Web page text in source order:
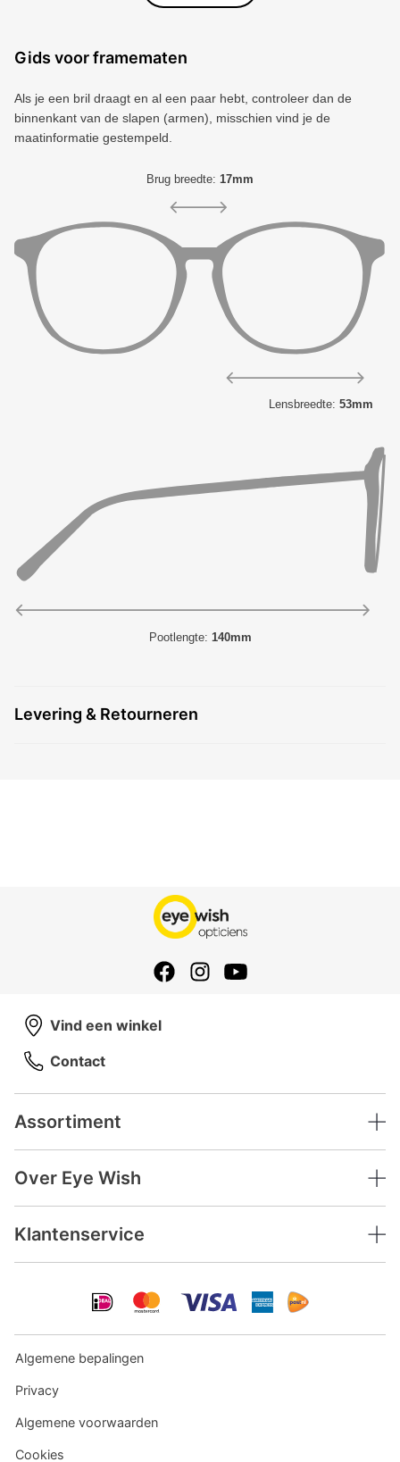
Gids voor framematen
Als je een bril draagt ​​en al een paar hebt, controleer dan de
binnenkant van de slapen (armen), misschien vind je de
maatinformatie gestempeld.
Brug breedte: 17mm
Lensbreedte: 53mm
Pootlengte: 140mm
Levering & Retourneren
Assortiment
Over Eye Wish
Klantenservice
Vind een winkel
Contact
Algemene bepalingen
Privacy
Algemene voorwaarden
Cookies